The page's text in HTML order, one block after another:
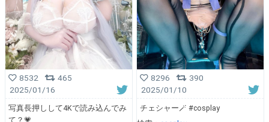
8532
465
2025/01/16
写真長押しして4Kで読み込んでみ
て？💗
8296
390
2025/01/10
チェシャー🪄 #cosplay